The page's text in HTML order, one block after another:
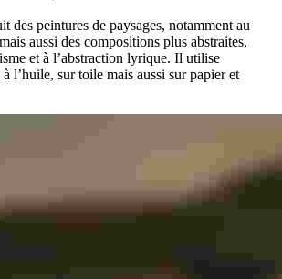
des peintures de paysages, notamment au
aussi des compositions plus abstraites,
et à l’abstraction lyrique. Il utilise
l’huile, sur toile mais aussi sur papier et